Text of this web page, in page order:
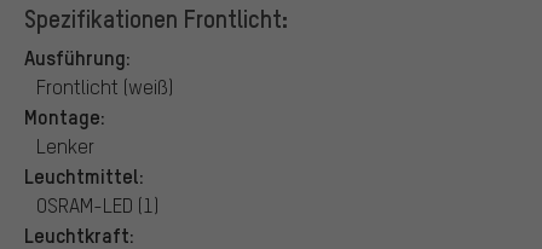
Spezifikationen Frontlicht:
Ausführung:
Frontlicht (weiß)
Montage:
Lenker
Leuchtmittel:
OSRAM-LED (1)
Leuchtkraft: